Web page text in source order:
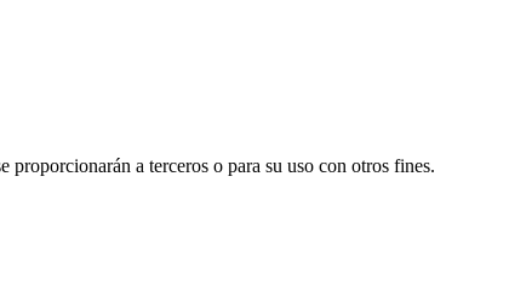
proporcionarán a terceros o para su uso con otros fines.